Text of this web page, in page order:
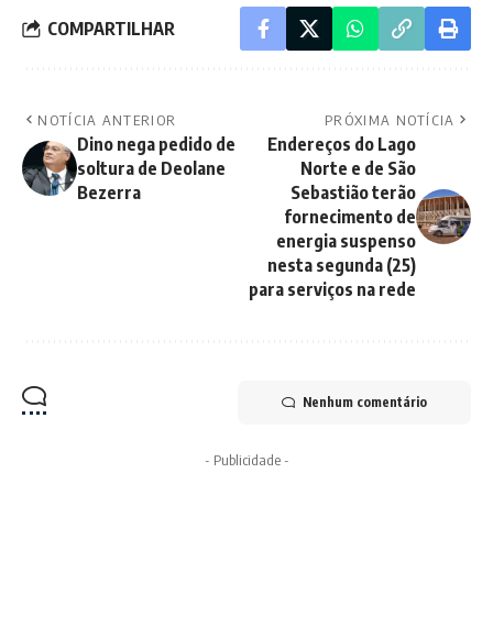
COMPARTILHAR
NOTÍCIA ANTERIOR
Dino nega pedido de
soltura de Deolane
Bezerra
PRÓXIMA NOTÍCIA
Endereços do Lago
Norte e de São
Sebastião terão
fornecimento de
energia suspenso
nesta segunda (25)
para serviços na rede
Nenhum comentário
- Publicidade -